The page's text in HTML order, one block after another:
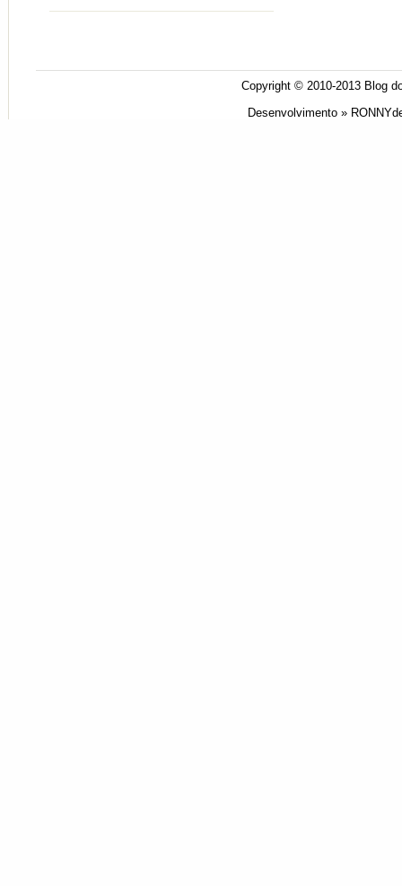
Copyright © 2010-2013 Blog
Desenvolvimento »